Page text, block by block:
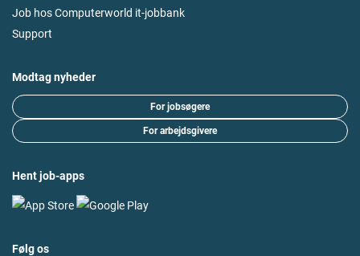
Job hos Computerworld it-jobbank
Support
Modtag nyheder
For jobsøgere
For arbejdsgivere
Hent job-apps
Følg os